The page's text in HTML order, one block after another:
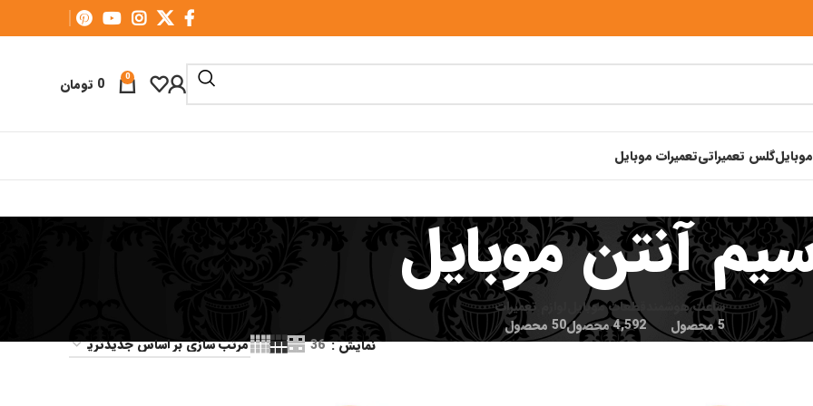
0
0 تومان
گلس تعمیراتیتعمیرات موبایل
آنتن موبایل
ساعت هوشمند
5 محصول
قطعات موبایل
4,592 محصول
لوازم تعمیرات
50 محصول
نمایش 36